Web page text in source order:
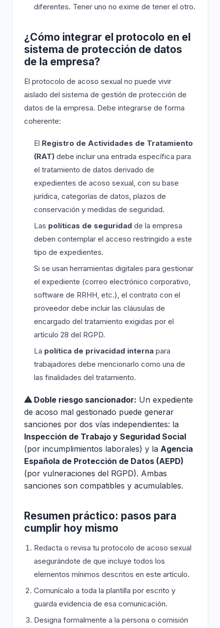
diferentes. Tener uno no exime de tener el otro.
¿Cómo integrar el protocolo en el
sistema de protección de datos
de la empresa?
El protocolo de acoso sexual no puede vivir
aislado del sistema de gestión de protección de
datos de la empresa. Debe integrarse de forma
coherente:
El Registro de Actividades de Tratamiento
(RAT) debe incluir una entrada específica para
el tratamiento de datos derivado de
expedientes de acoso sexual, con su base
jurídica, categorías de datos, plazos de
conservación y medidas de seguridad.
Las políticas de seguridad de la empresa
deben contemplar el acceso restringido a este
tipo de expedientes.
Si se usan herramientas digitales para gestionar
el expediente (correo electrónico corporativo,
software de RRHH, etc.), el contrato con el
proveedor debe incluir las cláusulas de
encargado del tratamiento exigidas por el
artículo 28 del RGPD.
La política de privacidad interna para
trabajadores debe mencionarlo como una de
las finalidades del tratamiento.
⚠ Doble riesgo sancionador: Un expediente
de acoso mal gestionado puede generar
sanciones por dos vías independientes: la
Inspección de Trabajo y Seguridad Social
(por incumplimientos laborales) y la Agencia
Española de Protección de Datos (AEPD)
(por vulneraciones del RGPD). Ambas
sanciones son compatibles y acumulables.
Resumen práctico: pasos para
cumplir hoy mismo
Redacta o revisa tu protocolo de acoso sexual
asegurándote de que incluye todos los
elementos mínimos descritos en este artículo.
Comunícalo a toda la plantilla por escrito y
guarda evidencia de esa comunicación.
Designa formalmente a la persona o comisión